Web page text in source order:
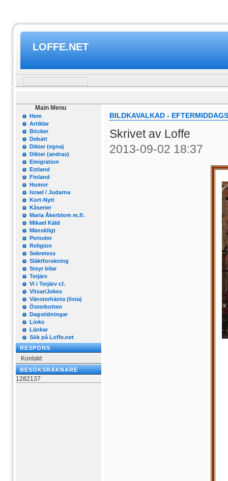
LOFFE.NET
Main Menu
Hem
Artiklar
Böcker
Debatt
Dikter (egna)
Dikter (andras)
Emigration
Estland
Finland
Humor
Israel / Judarna
Kort-Nytt
Kåserier
Maria Åkerblom m.fl.
Mikael Käld
Mänskligt
Perioder
Religion
Sekretess
Släktforskning
Steyr bilar
Terjärv
Vi i Terjärv r.f.
Vitsar/Jokes
Vänsterhänta (lista)
Österbotten
Dagstidningar
Links
Länkar
Sök på Loffe.net
RESPONS
Kontakt
BESÖKSRÄKNARE
1282137
BILDKAVALKAD -
Skrivet av Loffe
2013-09-02 18:37